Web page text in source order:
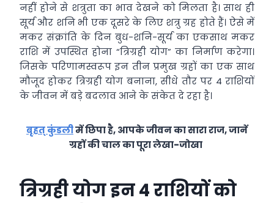
नहीं होने से शत्रुता का भाव देखने को मिलता है। साथ ही
सूर्य और शनि भी एक दूसरे के लिए शत्रु ग्रह होते हैं। ऐसे में
मकर संक्रांति के दिन बुध-शनि-सूर्य का एकसाथ मकर
राशि में उपस्थित होना “त्रिग्रही योग” का निर्माण करेगा।
जिसके परिणामस्वरूप इन तीन प्रमुख ग्रहों का एक साथ
मौजूद होकर त्रिग्रही योग बनाना, सीधे तौर पर 4 राशियों
के जीवन में बड़े बदलाव आने के संकेत दे रहा है।
बृहत् कुंडलीमें छिपा है, आपके जीवन का सारा राज, जानें
ग्रहों की चाल का पूरा लेखा-जोखा
त्रिग्रही योग इन 4 राशियों को